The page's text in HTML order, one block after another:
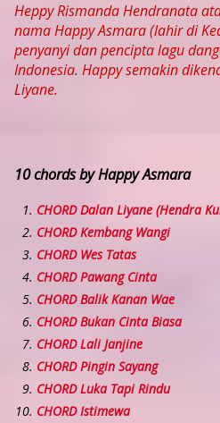
Heppy Rismanda Hendranata
nama Happy Asmara (lahir di
penyanyi dan pencipta lagu
Indonesia. Happy semakin
Liyane.
10 chords by Happy Asmara
CHORD Dalan Liyane (Hendra
CHORD Kembang Wangi
CHORD Wes Tatas
CHORD Pawang Cinta
CHORD Balik Kanan Wae
CHORD Bukan Cinta Biasa
CHORD Lali Janjine
CHORD Pingin Sayang
CHORD Luka Tapi Rindu
CHORD Istimewa